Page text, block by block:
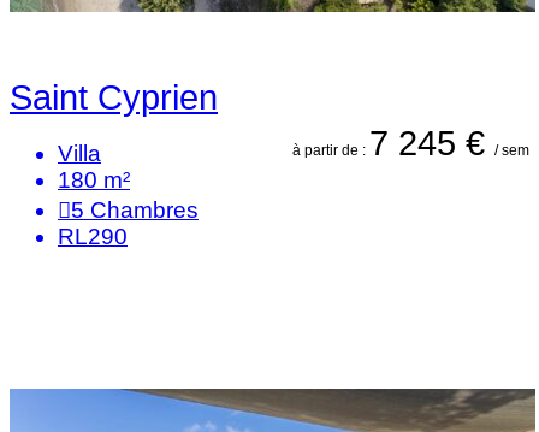
Saint Cyprien
à partir de : 7 245 € / sem
Villa
180 m²
5 Chambres
RL290